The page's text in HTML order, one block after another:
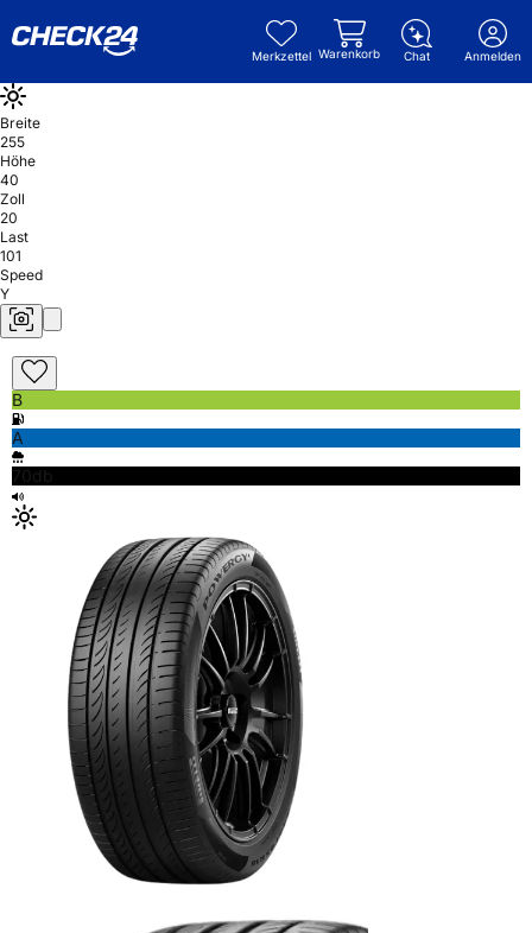
Merkzettel Warenkorb Chat Anmelden
Breite
255
Höhe
40
Zoll
20
Last
101
Speed
Y
B
A
70db